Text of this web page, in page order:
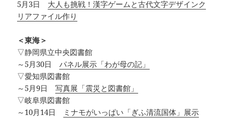
5月3日 大人も挑戦！漢字ゲームと古代文字デザインク
リアファイル作り
＜東海＞
▽静岡県立中央図書館
～5月30日パネル展示「わが母の記」
▽愛知県図書館
～5月9日写真展「震災と図書館」
▽岐阜県図書館
～10月14日
ミナモがいっぱい「ぎふ清流国体」展示